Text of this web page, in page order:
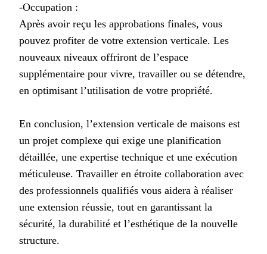
-Occupation :
Après avoir reçu les approbations finales, vous
pouvez profiter de votre extension verticale. Les
nouveaux niveaux offriront de l’espace
supplémentaire pour vivre, travailler ou se détendre,
en optimisant l’utilisation de votre propriété.
En conclusion, l’extension verticale de maisons est
un projet complexe qui exige une planification
détaillée, une expertise technique et une exécution
méticuleuse. Travailler en étroite collaboration avec
des professionnels qualifiés vous aidera à réaliser
une extension réussie, tout en garantissant la
sécurité, la durabilité et l’esthétique de la nouvelle
structure.